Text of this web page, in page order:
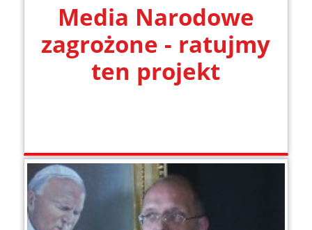
Media Narodowe
zagrożone - ratujmy
ten projekt